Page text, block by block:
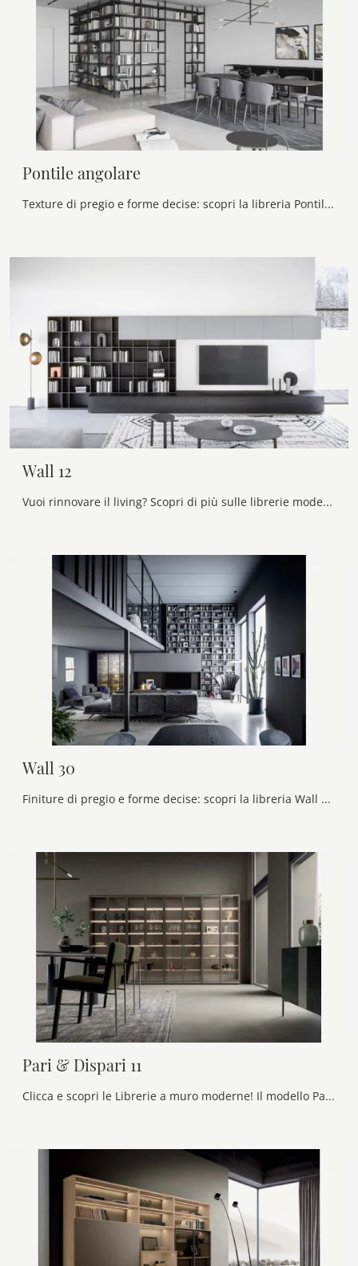
Pontile angolare
Texture di pregio e forme decise: scopri la libreria Pontile angolare di Novamobili tra le più belle Librerie moderne a muro.
Wall 12
Vuoi rinnovare il living? Scopri di più sulle librerie moderne a muro e arreda i tuoi locali con il modello Wall 12.
Wall 30
Finiture di pregio e forme decise: scopri la libreria Wall 30 di Novamobili tra le più originali Librerie moderne a muro.
Pari & Dispari 11
Clicca e scopri le Librerie a muro moderne! Il modello Pari & Dispari 11 Presotto saprà ultimare un living pratico e operativo.